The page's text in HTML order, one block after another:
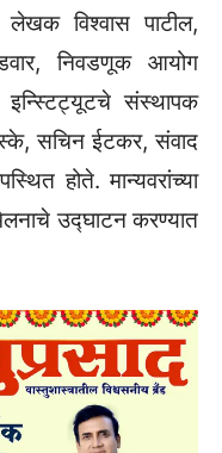
विश्वास पाटील,
निवडणूक आयोग
इन्स्टिट्यूटचे संस्थापक
सचिन ईटकर, संवाद
होते. मान्यवरांच्या
उद्घाटन करण्यात